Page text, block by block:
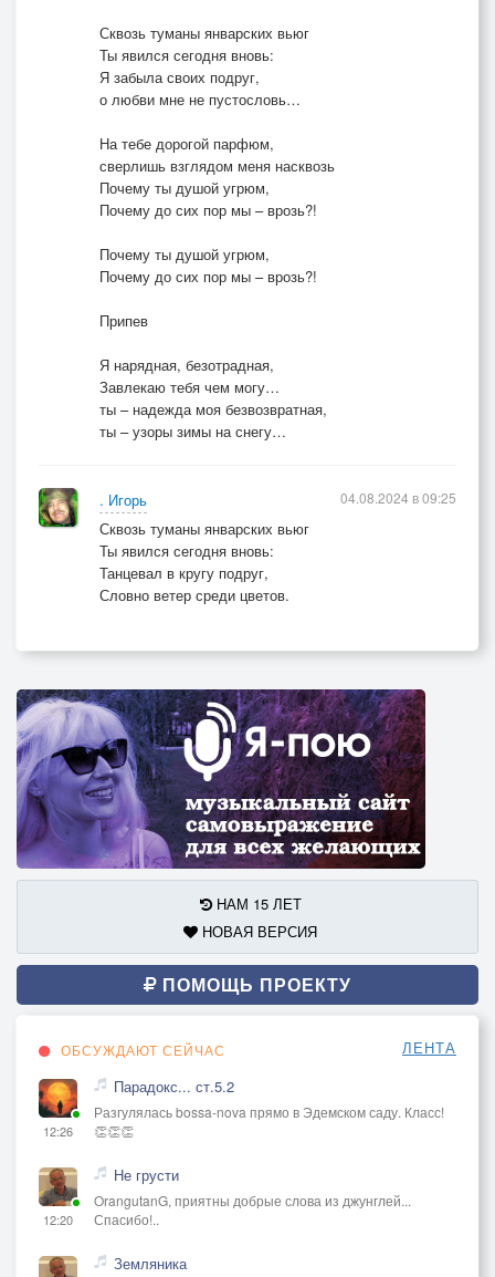
Только дым от тебя останется
В мире новых ночных картин.
(припев)
Утро явится - сон расплавится,
Будто розовый парафин.
В мире новых ночных картин.
Только дым от тебя останется
В мире новых ночных картин.
Сквозь туманы январских вьюг
Ты явился сегодня вновь:
Я забыла своих подруг,
о любви мне не пустословь…
На тебе дорогой парфюм,
сверлишь взглядом меня насквозь
Почему ты душой угрюм,
Почему до сих пор мы – врозь?!
Почему ты душой угрюм,
Почему до сих пор мы – врозь?!
Припев
Я нарядная, безотрадная,
Завлекаю тебя чем могу…
ты – надежда моя безвозвратная,
ты – узоры зимы на снегу…
. Игорь
Сквозь туманы январских вьюг
Ты явился сегодня вновь:
Танцевал в кругу подруг,
Словно ветер среди цветов.
04.08.2024 в 09:25
НАМ 15 ЛЕТ
НОВАЯ ВЕРСИЯ
ПОМОЩЬ ПРОЕКТУ
ОБСУЖДАЮТ СЕЙЧАС ЛЕНТА
12:26
Парадокс... ст.5.2
Разгулялась bossa-nova прямо в Эдемском саду. Класс!
👏👏👏
12:20
Не грусти
OrangutanG, приятны добрые слова из джунглей...
Спасибо!..
Земляника